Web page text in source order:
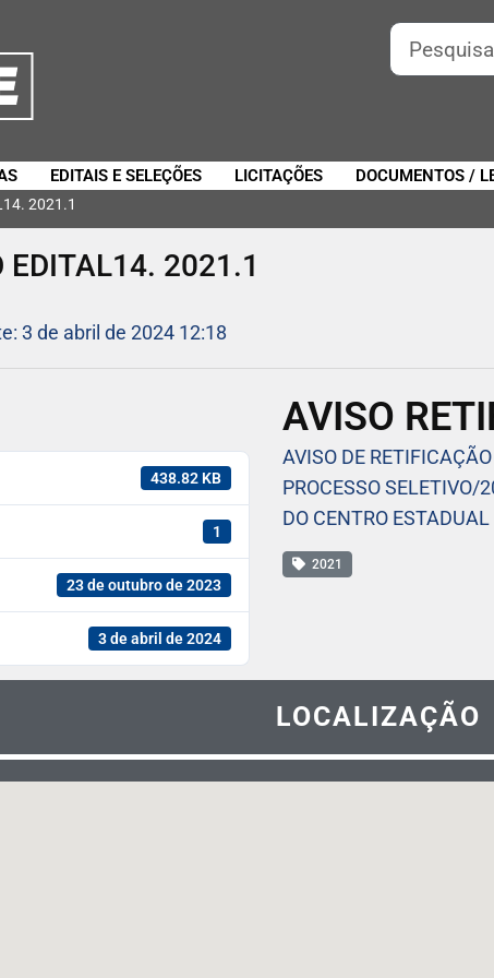
EDITAIS E SELEÇÕES LICITAÇÕES DOCUMENTOS /
2021.1
EDITAL14. 2021.1
3 de abril de 2024 12:18
438.82 KB
1
23 de outubro de 2023
3 de abril de 2024
AVISO
AVISO DE
PROCESSO SELETIVO/
DO CENTRO
2021
LOCALIZAÇÃO